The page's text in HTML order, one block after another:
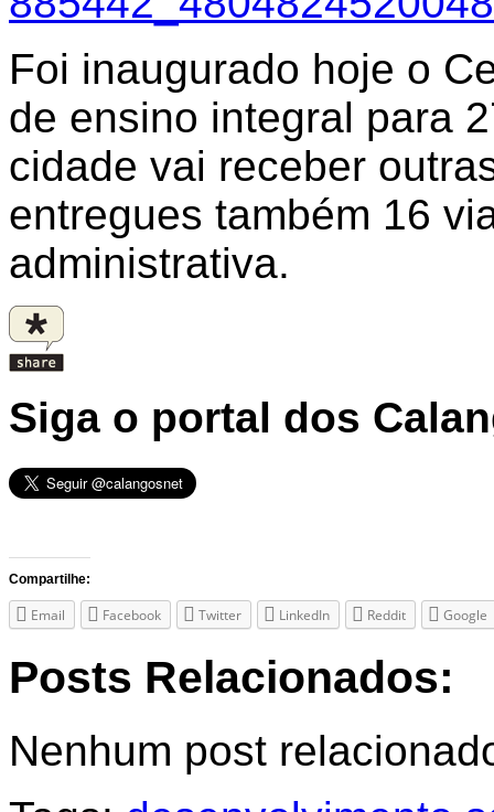
Foi inaugurado hoje o
de ensino integral para
cidade vai receber
entregues também 16
administrativa.
Siga o portal dos
Compartilhe:
Email Facebook Twitter LinkedIn Reddit Google
Posts Relacionados:
Nenhum post